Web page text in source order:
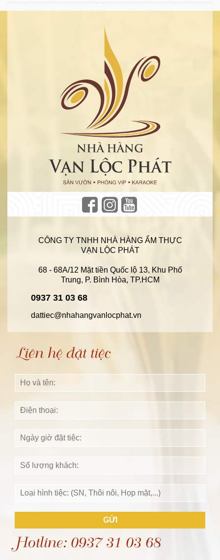
CÔNG TY TNHH NHÀ HÀNG ẨM THỰC
VẠN LỘC PHÁT
68 - 68A/12 Mặt tiền Quốc lộ 13, Khu Phố
Trung, P. Bình Hòa, TP.HCM
0937 31 03 68
dattiec@nhahangvanlocphat.vn
Liên hệ đặt tiệc
GỬI
Hotline: 0937 31 03 68